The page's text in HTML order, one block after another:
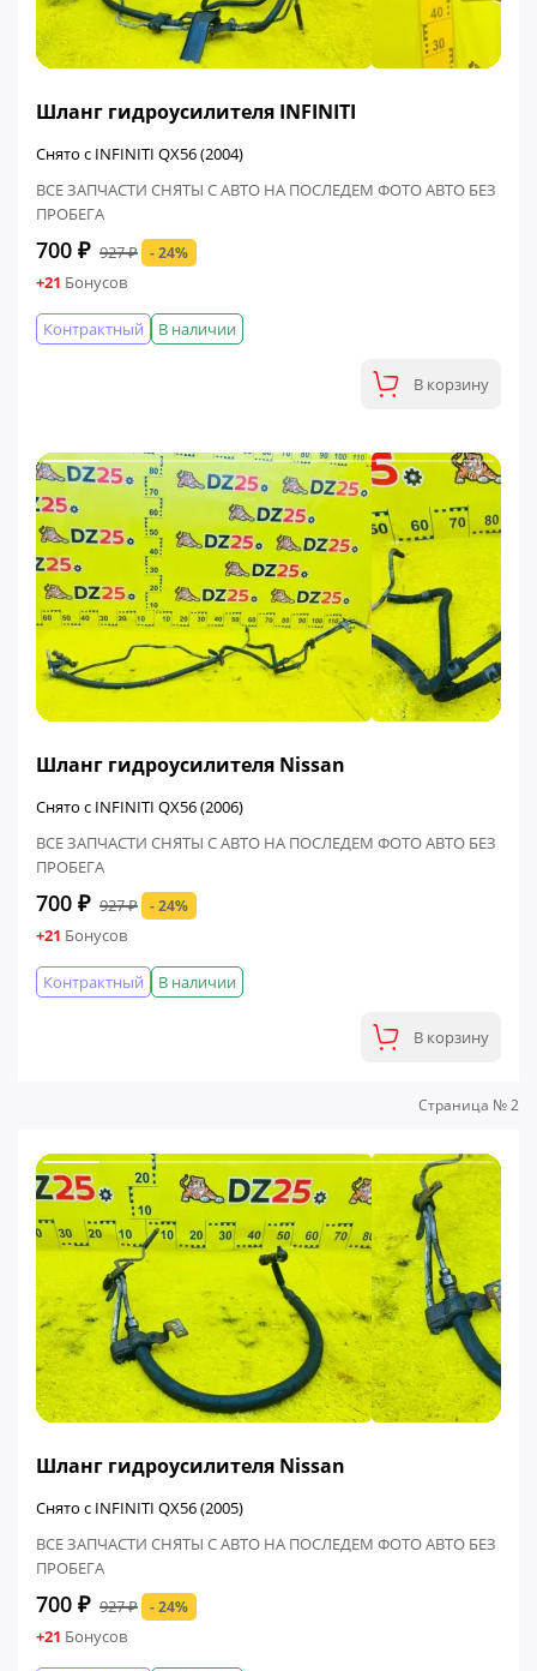
Шланг гидроусилителя INFINITI
Снято с INFINITI QX56 (2004)
ВСЕ ЗАПЧАСТИ СНЯТЫ С АВТО НА ПОСЛЕДЕМ ФОТО АВТО БЕЗ
ПРОБЕГА
700 ₽ 927 ₽ - 24%
+21 Бонусов
В наличии
Контрактный
В корзину
Шланг гидроусилителя Nissan
Снято с INFINITI QX56 (2006)
ВСЕ ЗАПЧАСТИ СНЯТЫ С АВТО НА ПОСЛЕДЕМ ФОТО АВТО БЕЗ
ПРОБЕГА
700 ₽ 927 ₽ - 24%
+21 Бонусов
В наличии
Контрактный
В корзину
Страница № 2
Шланг гидроусилителя Nissan
Снято с INFINITI QX56 (2005)
ВСЕ ЗАПЧАСТИ СНЯТЫ С АВТО НА ПОСЛЕДЕМ ФОТО АВТО БЕЗ
ПРОБЕГА
700 ₽ 927 ₽ - 24%
+21 Бонусов